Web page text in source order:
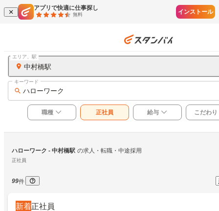
アプリで快適に仕事探し
無料 インストール
中村橋駅
エリア、駅
ハローワーク
キーワード
職種 正社員 給与 こだわり
ハローワーク - 中村橋駅 の求人・転職・中途採用
正社員
99件
新着正社員